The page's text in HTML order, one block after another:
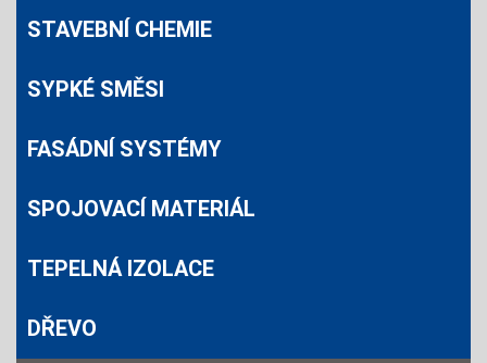
STAVEBNÍ CHEMIE
SYPKÉ SMĚSI
FASÁDNÍ SYSTÉMY
SPOJOVACÍ MATERIÁL
TEPELNÁ IZOLACE
DŘEVO